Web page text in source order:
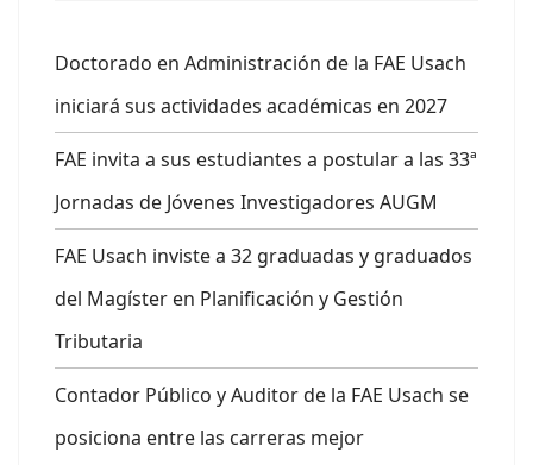
Doctorado en Administración de la FAE Usach
iniciará sus actividades académicas en 2027
FAE invita a sus estudiantes a postular a las 33ª
Jornadas de Jóvenes Investigadores AUGM
FAE Usach inviste a 32 graduadas y graduados
del Magíster en Planificación y Gestión
Tributaria
Contador Público y Auditor de la FAE Usach se
posiciona entre las carreras mejor